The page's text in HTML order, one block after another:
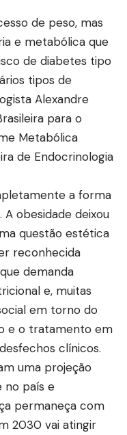
de peso, mas
e metabólica que
de diabetes tipo
tipos de
Alexandre
para o
Metabólica
de Endocrinologia
a forma
obesidade deixou
questão estética
reconhecida
demanda
e, muitas
em torno do
e o tratamento em
clínicos.
uma projeção
no país e
permaneça com
2030 vai atingir